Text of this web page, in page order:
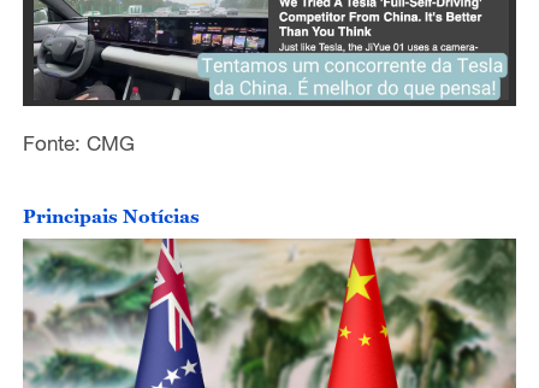
Fonte: CMG
Principais Notícias